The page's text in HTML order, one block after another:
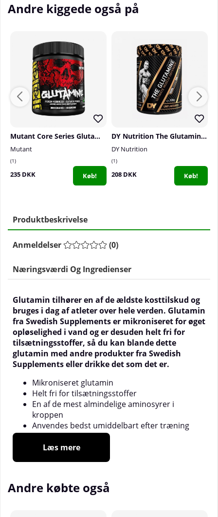
Andre kiggede også på
Mutant Core Series Glutamine, 300 g
Mutant
1
235 DKK Køb!
DY Nutrition The Glutamine, 300 g
DY Nutrition
1
208 DKK Køb!
Produktbeskrivelse
Anmeldelser (0)
Næringsværdi Og Ingredienser
Glutamin tilhører en af de ældste kosttilskud og
bruges i dag af atleter over hele verden. Glutamin
fra Swedish Supplements er mikroniseret for øget
opløselighed i vand og er desuden helt fri for
tilsætningsstoffer, så du kan blande dette
glutamin med andre produkter fra Swedish
Supplements eller drikke det som det er.
Mikroniseret glutamin
Helt fri for tilsætningsstoffer
En af de mest almindelige aminosyrer i
kroppen
Anvendes bedst umiddelbart efter træning
kosttilskud. Dette skyldes, at glutamin blev
er sidenhen blevet mere populær. Glutamin fra
Swedish Supplements er mikroniseret, hvilket
Læs mere
Andre købte også